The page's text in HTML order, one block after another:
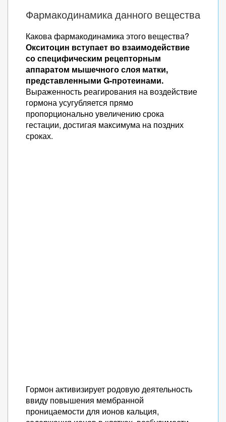
Фармакодинамика данного вещества
Какова фармакодинамика этого вещества?
Окситоцин вступает во взаимодействие
со специфическим рецепторным
аппаратом мышечного слоя матки,
представленными G-протеинами.
Выраженность реагирования на воздействие
гормона усугубляется прямо
пропорционально увеличению срока
гестации, достигая максимума на поздних
сроках.
Гормон активизирует родовую деятельность
ввиду повышения мембранной
проницаемости для ионов кальция,